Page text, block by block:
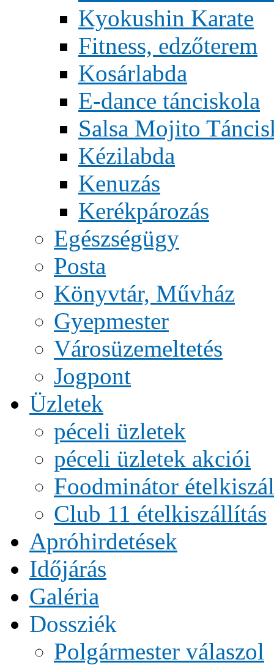
Kyokushin Karate
Fitness, edzőterem
Kosárlabda
E-dance tánciskola
Salsa Mojito
Kézilabda
Kenuzás
Kerékpározás
Egészségügy
Posta
Könyvtár, Művház
Gyepmester
Városüzemeltetés
Jogpont
Üzletek
péceli üzletek
péceli üzletek akciói
Foodminátor
Club 11 ételkiszállítás
Apróhirdetések
Időjárás
Galéria
Dossziék
Polgármester válaszol